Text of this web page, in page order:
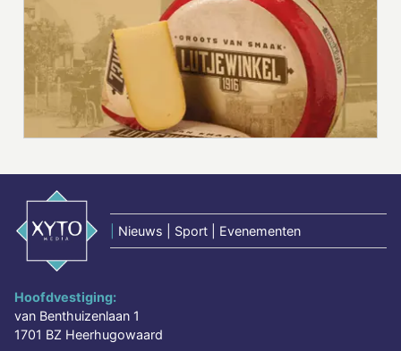
Nieuws | Sport | Evenementen
Hoofdvestiging:
van Benthuizenlaan 1
1701 BZ Heerhugowaard